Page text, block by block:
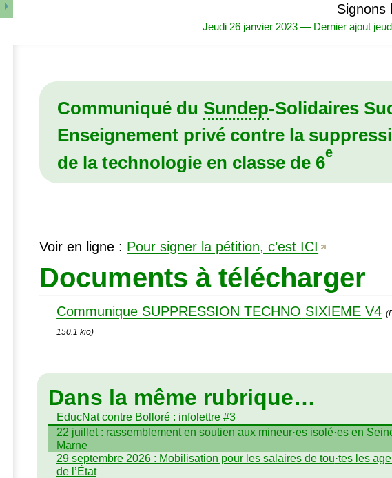
Signons
Jeudi 26 janvier 2023 — Dernier ajout
Communiqué du Sundep-Solidaires
Enseignement privé contre la
de la technologie en classe de 6
e
Voir en ligne : Pour signer la pétition, c’est ICI
Documents à télécharger
Communique SUPPRESSION TECHNO SIXIEME V4
150.1 kio)
Dans la même rubrique…
EducNat contre Bolloré : infolettre #3
22 juillet : rassemblement en soutien aux mineur·es isolé·es en
Marne
29 septembre 2026 : Mobilisation pour les salaires de tou·tes les
de l’État